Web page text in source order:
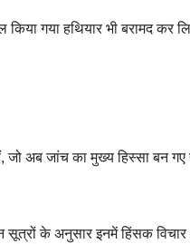
गया हथियार भी बरामद कर
अब जांच का मुख्य हिस्सा बन गए
सूत्रों के अनुसार इनमें हिंसक